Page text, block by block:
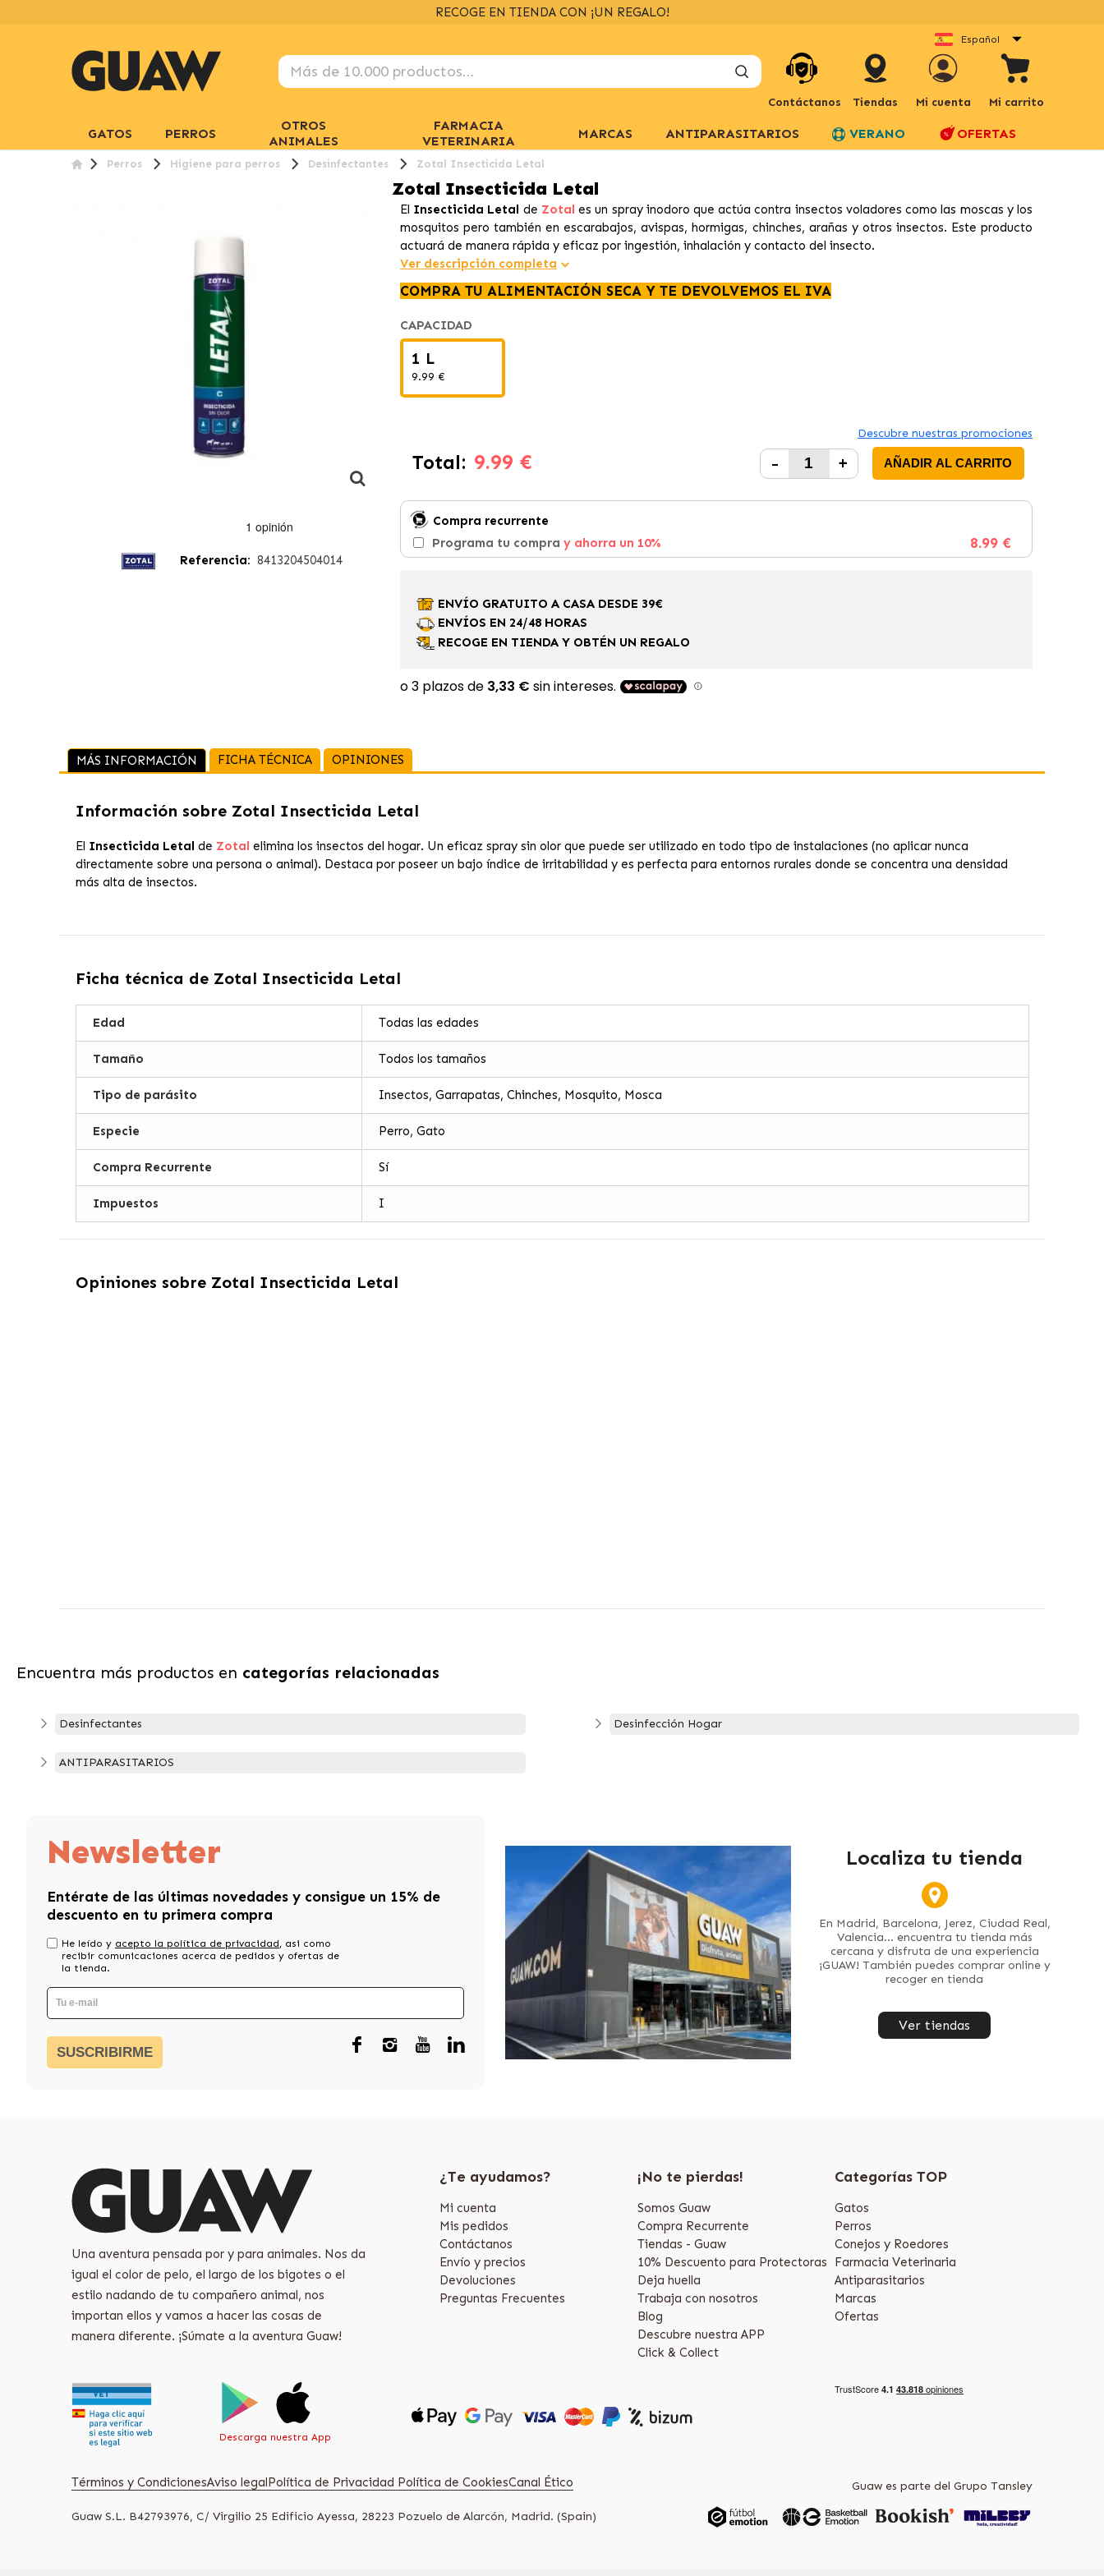
ENVÍOS GRATIS > 39€EN 24/48H+ INFO
Español
Contáctanos Tiendas Mi cuenta Mi carrito
GATOS PERROS
OTROS
ANIMALES
FARMACIA
VETERINARIA
MARCAS ANTIPARASITARIOS VERANO OFERTAS
Perros Higiene para perros Desinfectantes Zotal Insecticida Letal
Zotal Insecticida Letal
Referencia: 8413204504014
El Insecticida Letal de Zotal es un spray inodoro que actúa contra insectos voladores como las moscas y los
mosquitos pero también en escarabajos, avispas, hormigas, chinches, arañas y otros insectos. Este producto
actuará de manera rápida y eficaz por ingestión, inhalación y contacto del insecto.
Ver descripción completa
COMPRA TU ALIMENTACIÓN SECA Y TE DEVOLVEMOS EL IVA
CAPACIDAD
1 L
9.99 €
Descubre nuestras promociones
Total: 9.99 € - + AÑADIR AL CARRITO
Compra recurrente
Programa tu compra y ahorra un 10% 8.99 €
ENVÍO GRATUITO A CASA DESDE 39€
ENVÍOS EN 24/48 HORAS
RECOGE EN TIENDA Y OBTÉN UN REGALO
MÁS INFORMACIÓN FICHA TÉCNICA OPINIONES
Información sobre Zotal Insecticida Letal
El Insecticida Letal de Zotal elimina los insectos del hogar. Un eficaz spray sin olor que puede ser utilizado en todo tipo de instalaciones (no aplicar nunca
directamente sobre una persona o animal). Destaca por poseer un bajo índice de irritabilidad y es perfecta para entornos rurales donde se concentra una densidad
más alta de insectos.
Ficha técnica de Zotal Insecticida Letal
Edad Todas las edades
Tamaño Todos los tamaños
Tipo de parásito Insectos, Garrapatas, Chinches, Mosquito, Mosca
Especie Perro, Gato
Compra Recurrente Sí
Impuestos I
Opiniones sobre Zotal Insecticida Letal
Encuentra más productos en categorías relacionadas
Desinfectantes
ANTIPARASITARIOS
Desinfección Hogar
Newsletter
Entérate de las últimas novedades y consigue un 15% de
descuento en tu primera compra
He leído y acepto la política de privacidad, asi como
recibir comunicaciones acerca de pedidos y ofertas de
la tienda.
SUSCRIBIRME
Localiza tu tienda
En Madrid, Barcelona, Jerez, Ciudad Real,
Valencia... encuentra tu tienda más
cercana y disfruta de una experiencia
¡GUAW! También puedes comprar online y
recoger en tienda
Ver tiendas
Una aventura pensada por y para animales. Nos da
igual el color de pelo, el largo de los bigotes o el
estilo nadando de tu compañero animal, nos
importan ellos y vamos a hacer las cosas de
manera diferente. ¡Súmate a la aventura Guaw!
¿Te ayudamos?
Mi cuenta
Mis pedidos
Contáctanos
Envío y precios
Devoluciones
Preguntas Frecuentes
¡No te pierdas!
Somos Guaw
Compra Recurrente
Tiendas - Guaw
10% Descuento para Protectoras
Deja huella
Trabaja con nosotros
Blog
Descubre nuestra APP
Click & Collect
Categorías TOP
Gatos
Perros
Conejos y Roedores
Farmacia Veterinaria
Antiparasitarios
Marcas
Ofertas
Descarga nuestra App
Términos y CondicionesAviso legalPolítica de Privacidad Política de CookiesCanal Ético
Guaw S.L. B42793976, C/ Virgilio 25 Edificio Ayessa, 28223 Pozuelo de Alarcón, Madrid. (Spain)
Guaw es parte del Grupo Tansley